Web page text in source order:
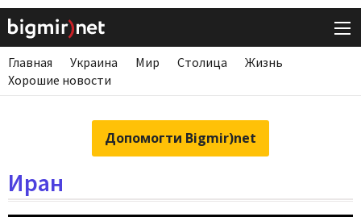
Главная Украина Мир Столица
Жизнь
Хорошие новости
Допомогти Bigmir)net
Иран